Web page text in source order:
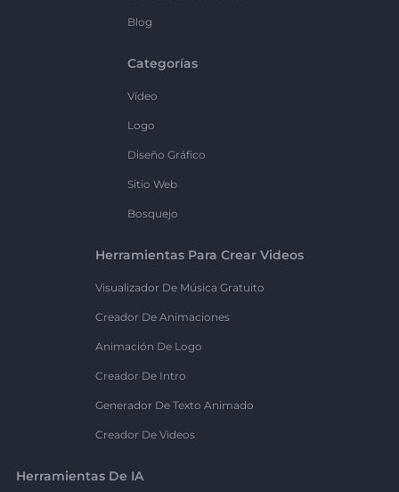
Blog
Categorías
Vídeo
Logo
Diseño Gráfico
Sitio Web
Bosquejo
Herramientas Para Crear Videos
Visualizador De Música Gratuito
Creador De Animaciones
Animación De Logo
Creador De Intro
Generador De Texto Animado
Creador De Videos
Herramientas De IA